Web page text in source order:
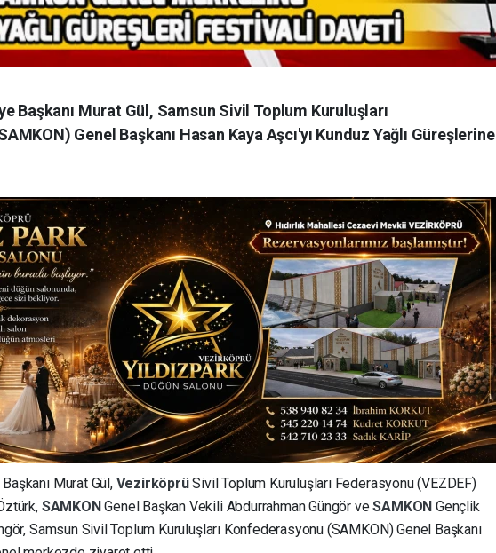
Başkanı Murat Gül, Samsun Sivil Toplum Kuruluşları
Genel Başkanı Hasan Kaya Aşcı'yı Kunduz Yağlı Güreşlerine
Murat Gül, VezirköprüSivil Toplum Kuruluşları Federasyonu (VEZDEF)
SAMKONGenel Başkan Vekili Abdurrahman Güngör veSAMKON Gençlik
Samsun Sivil Toplum Kuruluşları Konfederasyonu (SAMKON) Genel Başkanı